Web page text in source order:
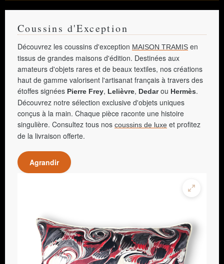
Coussins d'Exception
Découvrez les coussins d'exception MAISON TRAMIS en
tissus de grandes maisons d'édition. Destinées aux
amateurs d'objets rares et de beaux textiles, nos créations
haut de gamme valorisent l'artisanat français à travers des
étoffes signées Pierre Frey, Lelièvre, Dedarou Hermès.
Découvrez notre sélection exclusive d'objets uniques
conçus à la main. Chaque pièce raconte une histoire
singulière. Consultez tous nos coussins de luxe et profitez
de la livraison offerte.
Agrandir